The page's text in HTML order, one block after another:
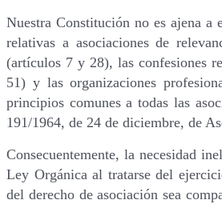
Nuestra Constitución no es ajena a
relativas a asociaciones de
(artículos 7 y 28), las confesiones
51) y las organizaciones
principios comunes a todas las
191/1964, de 24 de diciembre, de
Consecuentemente, la necesidad
Ley Orgánica al tratarse del
del derecho de asociación sea